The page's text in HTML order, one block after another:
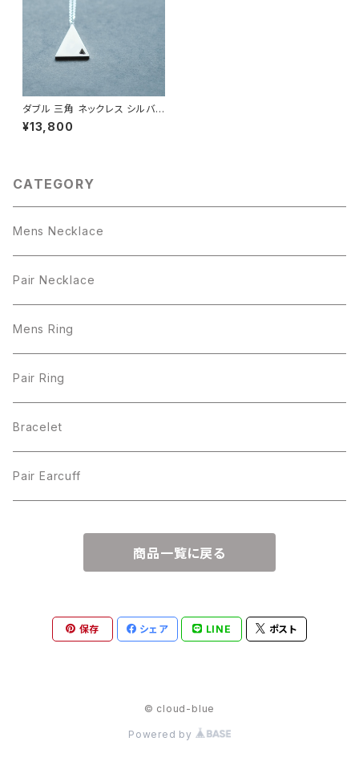
ダブル 三角 ネックレス シルバ
ー925 メンズ ユニセックス
¥13,800
CATEGORY
Mens Necklace
Pair Necklace
Mens Ring
Pair Ring
Bracelet
Pair Earcuff
商品一覧に戻る
保存 シェア LINE ポスト
© cloud-blue
Powered by